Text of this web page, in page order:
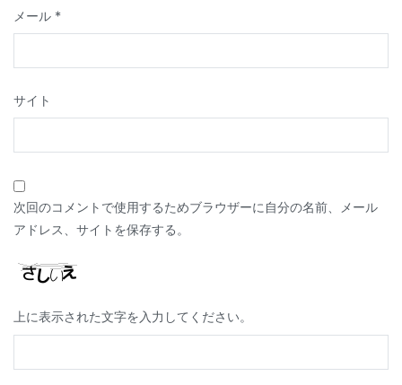
メール *
サイト
次回のコメントで使用するためブラウザーに自分の名前、メール
アドレス、サイトを保存する。
上に表示された文字を入力してください。